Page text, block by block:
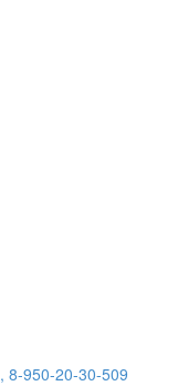
8-950-20-30-509